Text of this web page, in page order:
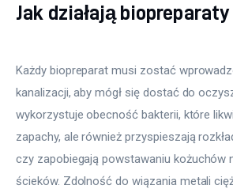
Jak działają biopreparaty
Każdy biopreparat musi zostać
kanalizacji, aby mógł się dostać do
wykorzystuje obecność bakterii, które
zapachy, ale również przyspieszają
czy zapobiegają powstawaniu kożuchów
ścieków. Zdolność do wiązania metali